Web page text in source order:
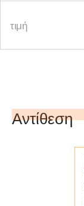
τιμή
Αντίθεση